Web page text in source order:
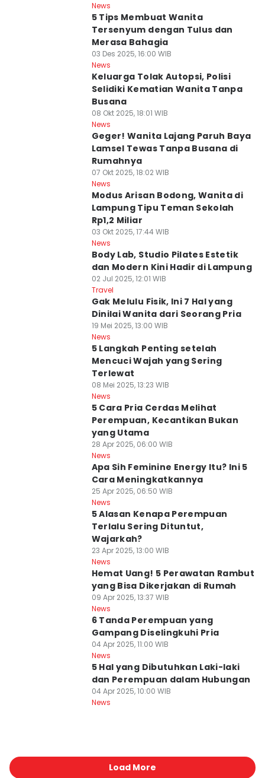
News
5 Tips Membuat Wanita
Tersenyum dengan Tulus dan
Merasa Bahagia
03 Des 2025, 16:00 WIB
News
Keluarga Tolak Autopsi, Polisi
Selidiki Kematian Wanita Tanpa
Busana
08 Okt 2025, 18:01 WIB
News
Geger! Wanita Lajang Paruh Baya
Lamsel Tewas Tanpa Busana di
Rumahnya
07 Okt 2025, 18:02 WIB
News
Modus Arisan Bodong, Wanita di
Lampung Tipu Teman Sekolah
Rp1,2 Miliar
03 Okt 2025, 17:44 WIB
News
Body Lab, Studio Pilates Estetik
dan Modern Kini Hadir di Lampung
02 Jul 2025, 12:01 WIB
Travel
Gak Melulu Fisik, Ini 7 Hal yang
Dinilai Wanita dari Seorang Pria
19 Mei 2025, 13:00 WIB
News
5 Langkah Penting setelah
Mencuci Wajah yang Sering
Terlewat
08 Mei 2025, 13:23 WIB
News
5 Cara Pria Cerdas Melihat
Perempuan, Kecantikan Bukan
yang Utama
28 Apr 2025, 06:00 WIB
News
Apa Sih Feminine Energy Itu? Ini 5
Cara Meningkatkannya
25 Apr 2025, 06:50 WIB
News
5 Alasan Kenapa Perempuan
Terlalu Sering Dituntut,
Wajarkah?
23 Apr 2025, 13:00 WIB
News
Hemat Uang! 5 Perawatan Rambut
yang Bisa Dikerjakan di Rumah
09 Apr 2025, 13:37 WIB
News
6 Tanda Perempuan yang
Gampang Diselingkuhi Pria
04 Apr 2025, 11:00 WIB
News
5 Hal yang Dibutuhkan Laki-laki
dan Perempuan dalam Hubungan
04 Apr 2025, 10:00 WIB
News
Load More